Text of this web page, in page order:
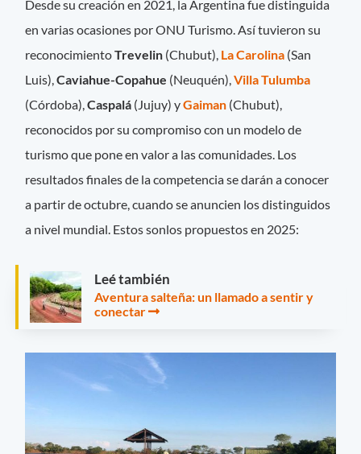
Desde su creación en 2021, la Argentina fue distinguida
en varias ocasiones por ONU Turismo. Así tuvieron su
reconocimientoTrevelin (Chubut), La Carolina (San
Luis),Caviahue-Copahue (Neuquén), Villa Tulumba
(Córdoba), Caspalá (Jujuy) yGaiman (Chubut),
reconocidos por su compromiso con un modelo de
turismo que pone en valor a las comunidades. Los
resultados finales de la competencia se darán a conocer
a partir de octubre, cuando se anuncien los distinguidos
a nivel mundial. Estos sonlos propuestos en 2025:
Leé también
Aventura salteña: un llamado a sentir y
conectar